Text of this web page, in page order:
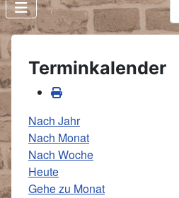
Terminkalender
Nach Jahr
Nach Monat
Nach Woche
Heute
Gehe zu Monat